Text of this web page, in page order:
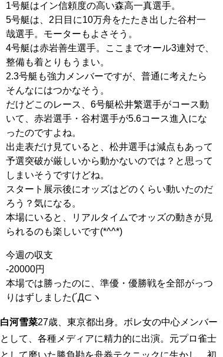
1号艇はイン信頼度の高い森高一真選手。
5号艇は、2日目に10万舟をたたき出した谷村一
哉選手。モーターもよさそう。
4号艇は赤岩善生選手。ここまでオール3連対で、
整備も着とりもうまい。
2.3号艇も強力メンバーですが、普通に考えたら
そんなにはつかなそう。
だけどこのレース、6号艇松井繁選手がコース動
いて、赤岩選手・谷村選手が5.6コース進入にな
ったのですよね。
出走表だけ見ていると、松井選手は減点もあって
予選突破が厳しいから動かないのでは？と思って
しまいそうですけどね。
スタート展示後にオッズはどのくらい動いたのだ
ろう？気になる。
本場にいると、リアルタイムでオッズの動きが見
られるのも楽しいです(*^^*)
今週の収支
-20000円
本場では勝ったのに、準優・優勝戦を全部がっつ
りはずしました(´Д⊂ヽ
白河雪菜27歳、東京都出身。ボレ女の中心メンバー
として、各種メディアに精力的に出演。元プロ雀士
として磨いた勝負勘を舟券テクニックに生かし、初